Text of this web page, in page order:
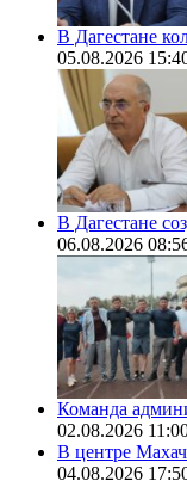
В Дагестане
05.08.2026
В Дагестане
06.08.2026
Команда
02.08.2026
В центре
04.08.2026